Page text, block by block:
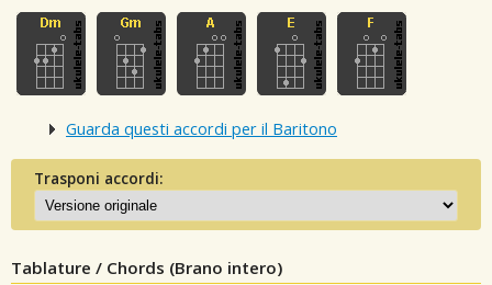
Guarda questi accordi per il Baritono
Trasponi accordi:
Tablature / Chords (Brano intero)